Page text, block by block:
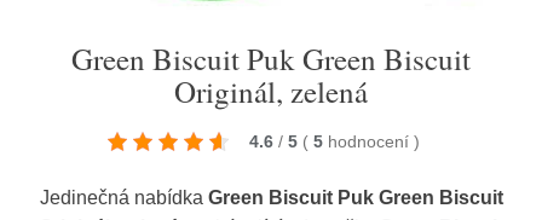
Green Biscuit Puk Green Biscuit
Originál, zelená
4.6 / 5 ( 5 hodnocení )
Jedinečná nabídka Green Biscuit Puk Green Biscuit